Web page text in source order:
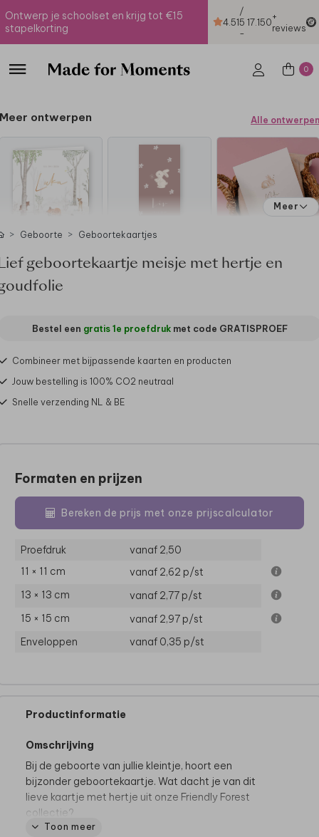
Ontwerp je schoolset en krijg tot €15
stapelkorting
4.51
/
5
-
17.150+
reviews
0
Meer ontwerpen Alle ontwerpen
Meer
Geboorte Geboortekaartjes
geboortekaartje meisje met hertje en
Bestel een gratis 1e proefdrukmet code GRATISPROEF
Combineer met bijpassende kaarten en producten
Jouw bestelling is 100% CO2 neutraal
Snelle verzending NL & BE
Formaten en prijzen
Bereken de prijs met onze prijscalculator
Proefdruk
vanaf 2,50
11 × 11 cm
vanaf 2,62 p/st
13 × 13 cm
vanaf 2,77 p/st
15 × 15 cm
vanaf 2,97 p/st
Enveloppen
vanaf 0,35 p/st
Productinformatie
Omschrijving
Bij de geboorte van jullie kleintje, hoort een
bijzonder geboortekaartje. Wat dacht je van dit
lieve kaartje met hertje uit onze Friendly Forest
collectie?
Toon meer